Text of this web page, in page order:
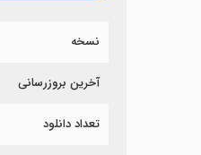
نسخه
آخرین بروزرسانی
تعداد دانلود